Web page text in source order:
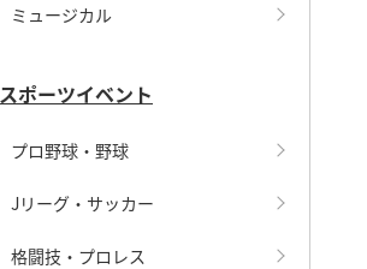
ミュージカル
スポーツイベント
プロ野球・野球
Jリーグ・サッカー
格闘技・プロレス